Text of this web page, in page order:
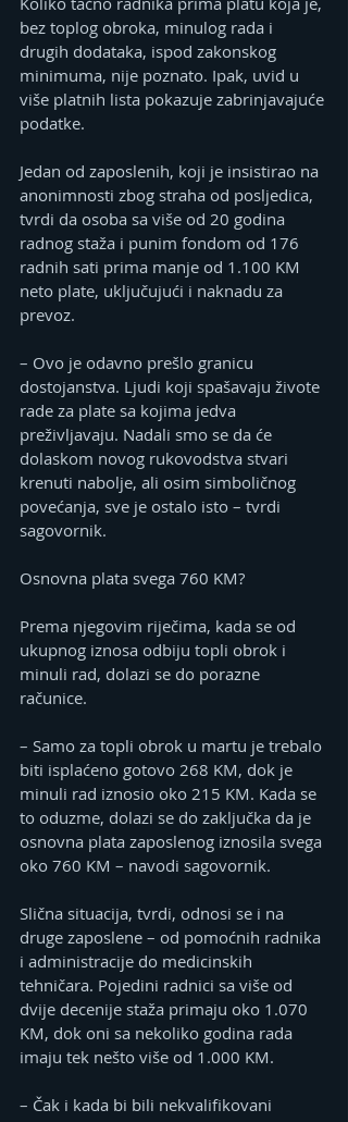
bez toplog obroka, minulog rada i
drugih dodataka, ispod zakonskog
minimuma, nije poznato. Ipak, uvid u
više platnih lista pokazuje zabrinjavajuće
podatke.
Jedan od zaposlenih, koji je insistirao na
anonimnosti zbog straha od posljedica,
tvrdi da osoba sa više od 20 godina
radnog staža i punim fondom od 176
radnih sati prima manje od 1.100 KM
neto plate, uključujući i naknadu za
prevoz.
– Ovo je odavno prešlo granicu
dostojanstva. Ljudi koji spašavaju živote
rade za plate sa kojima jedva
preživljavaju. Nadali smo se da će
dolaskom novog rukovodstva stvari
krenuti nabolje, ali osim simboličnog
povećanja, sve je ostalo isto – tvrdi
sagovornik.
Osnovna plata svega 760 KM?
Prema njegovim riječima, kada se od
ukupnog iznosa odbiju topli obrok i
minuli rad, dolazi se do porazne
računice.
– Samo za topli obrok u martu je trebalo
biti isplaćeno gotovo 268 KM, dok je
minuli rad iznosio oko 215 KM. Kada se
to oduzme, dolazi se do zaključka da je
osnovna plata zaposlenog iznosila svega
oko 760 KM – navodi sagovornik.
Slična situacija, tvrdi, odnosi se i na
druge zaposlene – od pomoćnih radnika
i administracije do medicinskih
tehničara. Pojedini radnici sa više od
dvije decenije staža primaju oko 1.070
KM, dok oni sa nekoliko godina rada
imaju tek nešto više od 1.000 KM.
– Čak i kada bi bili nekvalifikovani